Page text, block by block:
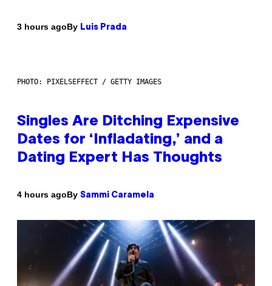
3 hours agoBy Luis Prada
PHOTO: PIXELSEFFECT / GETTY IMAGES
Singles Are Ditching Expensive
Dates for ‘Infladating,’ and a
Dating Expert Has Thoughts
4 hours agoBy Sammi Caramela